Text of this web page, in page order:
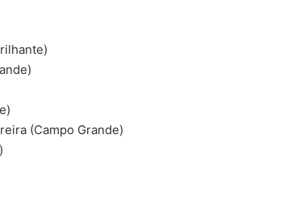
(Campo Grande)